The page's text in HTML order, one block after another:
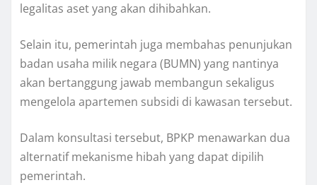
legalitas aset yang akan dihibahkan.
Selain itu, pemerintah juga membahas penunjukan
badan usaha milik negara (BUMN) yang nantinya
akan bertanggung jawab membangun sekaligus
mengelola apartemen subsidi di kawasan tersebut.
Dalam konsultasi tersebut, BPKP menawarkan dua
alternatif mekanisme hibah yang dapat dipilih
pemerintah.